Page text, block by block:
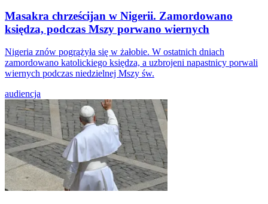
Masakra chrześcijan w Nigerii. Zamordowano
księdza, podczas Mszy porwano wiernych
Nigeria znów pogrążyła się w żałobie. W ostatnich dniach
zamordowano katolickiego księdza, a uzbrojeni napastnicy porwali
wiernych podczas niedzielnej Mszy św.
audiencja